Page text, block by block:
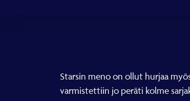
Starsin meno on ollut hurjaa
varmistettiin jo peräti kolme